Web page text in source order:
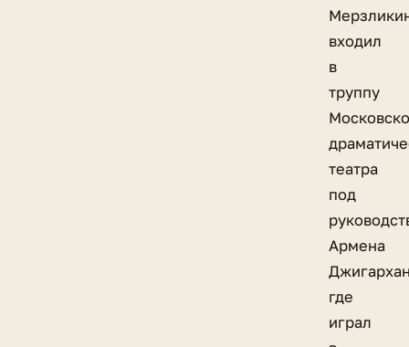
входил
в
труппу
театра
под
Армена
где
играл